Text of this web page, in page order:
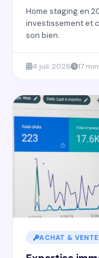
Home staging en
investissement et
son bien.
4 juil. 2026 17 min
ACHAT &